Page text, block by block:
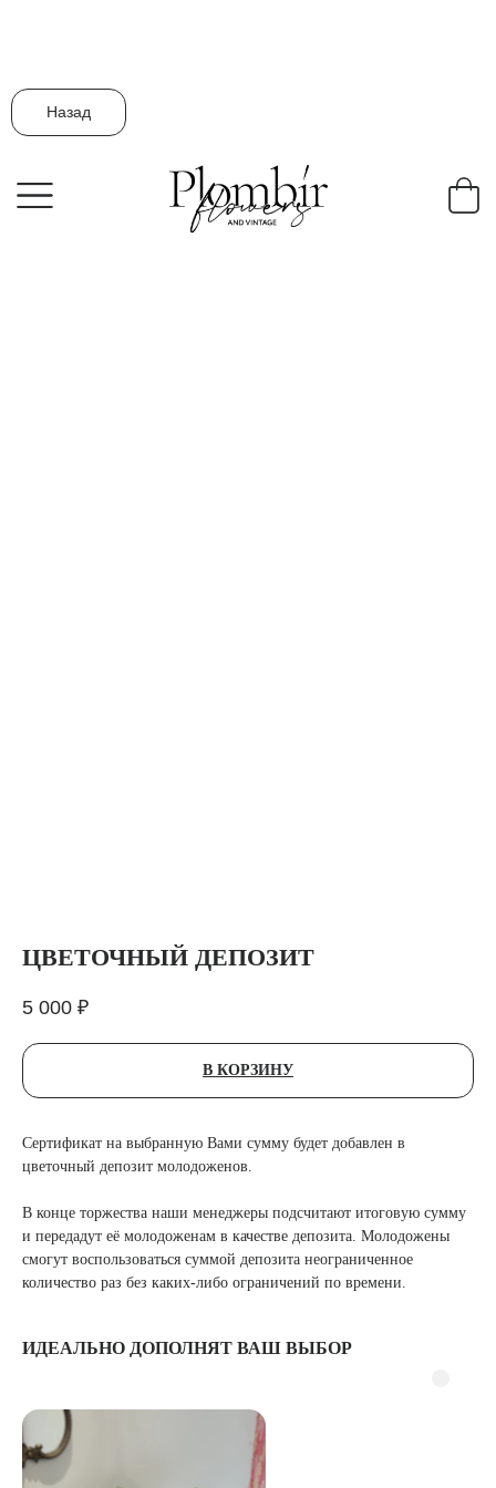
Назад
ЦВЕТОЧНЫЙ ДЕПОЗИТ
5 000 ₽
В КОРЗИНУ
Сертификат на выбранную Вами сумму будет добавлен в
цветочный депозит молодоженов.
В конце торжества наши менеджеры подсчитают итоговую сумму
и передадут её молодоженам в качестве депозита. Молодожены
смогут воспользоваться суммой депозита неограниченное
количество раз без каких-либо ограничений по времени.
ИДЕАЛЬНО ДОПОЛНЯТ ВАШ ВЫБОР